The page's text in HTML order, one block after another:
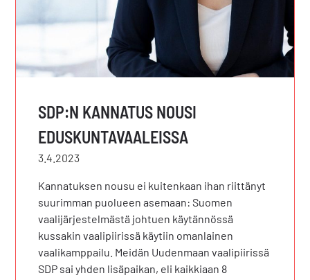
SDP:N KANNATUS NOUSI
EDUSKUNTAVAALEISSA
3.4.2023
Kannatuksen nousu ei kuitenkaan ihan riittänyt
suurimman puolueen asemaan: Suomen
vaalijärjestelmästä johtuen käytännössä
kussakin vaalipiirissä käytiin omanlainen
vaalikamppailu. Meidän Uudenmaan vaalipiirissä
SDP sai yhden lisäpaikan, eli kaikkiaan 8